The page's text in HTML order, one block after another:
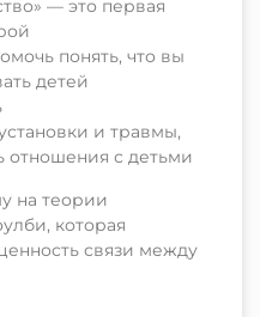
— это первая
понять, что вы
детей
и травмы,
отношения с детьми
на теории
которая
связи между